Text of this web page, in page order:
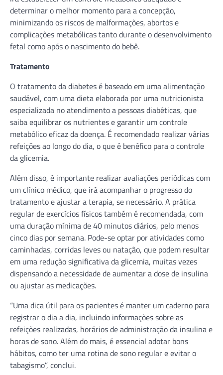
determinar o melhor momento para a concepção,
minimizando os riscos de malformações, abortos e
complicações metabólicas tanto durante o desenvolvimento
fetal como após o nascimento do bebê.
Tratamento
O tratamento da diabetes é baseado em uma alimentação
saudável, com uma dieta elaborada por uma nutricionista
especializada no atendimento a pessoas diabéticas, que
saiba equilibrar os nutrientes e garantir um controle
metabólico eficaz da doença. É recomendado realizar várias
refeições ao longo do dia, o que é benéfico para o controle
da glicemia.
Além disso, é importante realizar avaliações periódicas com
um clínico médico, que irá acompanhar o progresso do
tratamento e ajustar a terapia, se necessário. A prática
regular de exercícios físicos também é recomendada, com
uma duração mínima de 40 minutos diários, pelo menos
cinco dias por semana. Pode-se optar por atividades como
caminhadas, corridas leves ou natação, que podem resultar
em uma redução significativa da glicemia, muitas vezes
dispensando a necessidade de aumentar a dose de insulina
ou ajustar as medicações.
“Uma dica útil para os pacientes é manter um caderno para
registrar o dia a dia, incluindo informações sobre as
refeições realizadas, horários de administração da insulina e
horas de sono. Além do mais, é essencial adotar bons
hábitos, como ter uma rotina de sono regular e evitar o
tabagismo”, conclui.